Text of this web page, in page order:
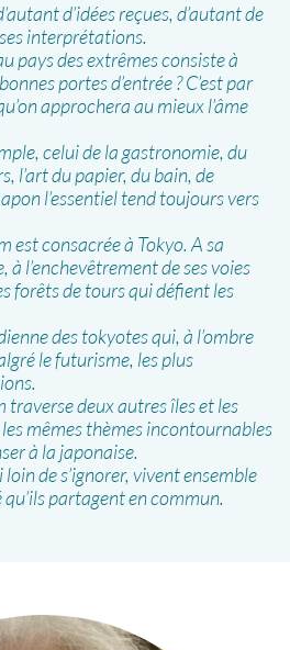
d’idées reçues, d’autant de
interprétations.
pays des extrêmes consiste à
portes d’entrée ? C’est par
approchera au mieux l’âme
celui de la gastronomie, du
l’art du papier, du bain, de
l’essentiel tend toujours vers
est consacrée à Tokyo. A sa
l’enchevêtrement de ses voies
forêts de tours qui défient les
des tokyotes qui, à l’ombre
le futurisme, les plus
traverse deux autres îles et les
mêmes thèmes incontournables
à la japonaise.
de s’ignorer, vivent ensemble
partagent en commun.